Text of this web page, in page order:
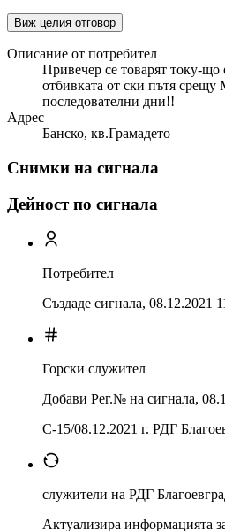
Виж целия отговор
Описание от потребител
Привечер се товарят току-що
отбивката от ски пътя срещу
последователни дни!!
Адрес
Банско, кв.Грамадето
Снимки на сигнала
Дейност по сигнала
Потребител
Създаде сигнала, 08.12.2021
Горски служител
Добави Рег.№ на сигнала,
С-15/08.12.2021 г. РДГ
служители на РДГ
Актуализира информацията